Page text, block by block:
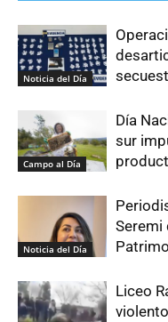
Noticia del Día
Campo al Día
Día
sur
Noticia del Día
Seremi
Liceo